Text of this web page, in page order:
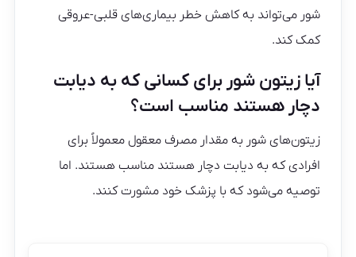
شور می‌تواند به کاهش خطر بیماری‌های قلبی-عروقی
کمک کند.
آیا زیتون شور برای کسانی که به دیابت
دچار هستند مناسب است؟
زیتون‌های شور به مقدار مصرف معقول معمولاً برای
افرادی که به دیابت دچار هستند مناسب هستند. اما
توصیه می‌شود که با پزشک خود مشورت کنند.